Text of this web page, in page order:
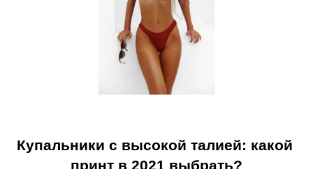
Купальники с высокой талией: какой
принт в 2021 выбрать?